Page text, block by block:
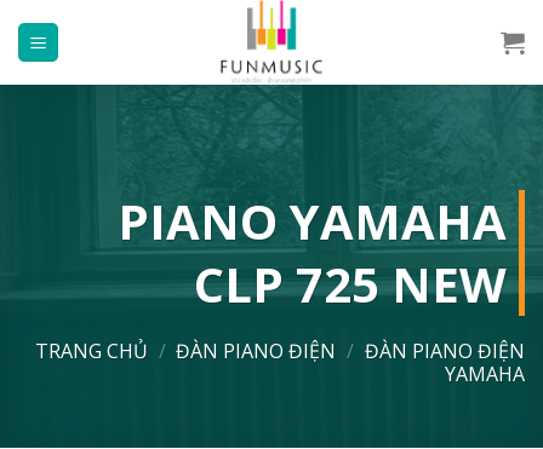
đến
PIANO YAMAHA
CLP 725 NEW
TRANG CHỦ / ĐÀN PIANO ĐIỆN / ĐÀN PIANO ĐIỆN
YAMAHA